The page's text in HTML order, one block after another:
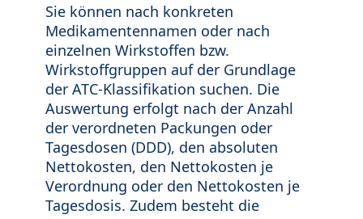
Sie können nach konkreten
Medikamentennamen oder nach
einzelnen Wirkstoffen bzw.
Wirkstoffgruppen auf der Grundlage
der ATC-Klassifikation suchen. Die
Auswertung erfolgt nach der Anzahl
der verordneten Packungen oder
Tagesdosen (DDD), den absoluten
Nettokosten, den Nettokosten je
Verordnung oder den Nettokosten je
Tagesdosis. Zudem besteht die